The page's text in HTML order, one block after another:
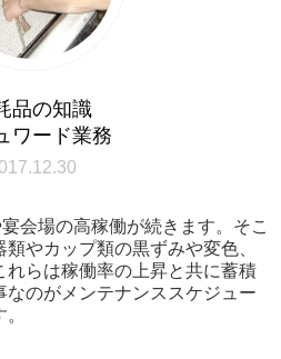
品の知識
ワード業務
会場の高稼働が続きます。そこ
やカップ類の黒ずみや変色、
らは稼働率の上昇と共に蓄積
なのがメンテナンススケジュー